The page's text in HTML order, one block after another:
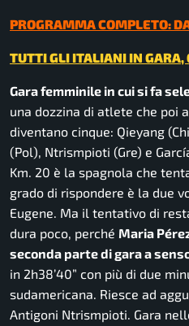
PROGRAMMA COMPLETO:
TUTTI GLI ITALIANI IN GARA,
Gara femminile in cui si fa
una dozzina di atlete che poi
diventano cinque: Qieyang
(Pol), Ntrismpioti (Gre) e
Km. 20 è la spagnola che
grado di rispondere è la due
Eugene. Ma il tentativo di
dura poco, perché Maria
seconda parte di gara a
in 2h38’40” con più di due
sudamericana. Riesce ad
Antigoni Ntrismpioti. Gara